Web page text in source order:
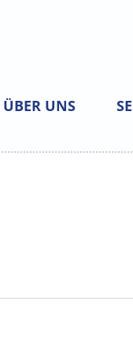
ÜBER UNS